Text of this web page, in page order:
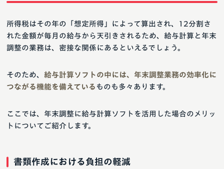
所得税はその年の「想定所得」によって算出され、12分割さ
れた金額が毎月の給与から天引きされるため、給与計算と年末
調整の業務は、密接な関係にあるといえるでしょう。
そのため、 給与計算ソフトの中には、年末調整業務の効率化に
つながる機能を備えている ものも多々あります。
ここでは、年末調整に給与計算ソフトを活用した場合のメリッ
トについてご紹介します。
書類作成における負担の軽減